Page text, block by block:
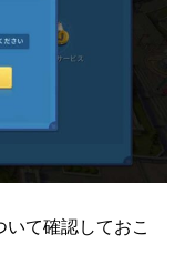
て確認しておこ